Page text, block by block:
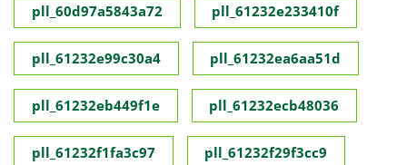
pll_60d97a5843a72 pll_61232e233410f
pll_61232e99c30a4 pll_61232ea6aa51d
pll_61232eb449f1e pll_61232ecb48036
pll_61232f1fa3c97 pll_61232f29f3cc9